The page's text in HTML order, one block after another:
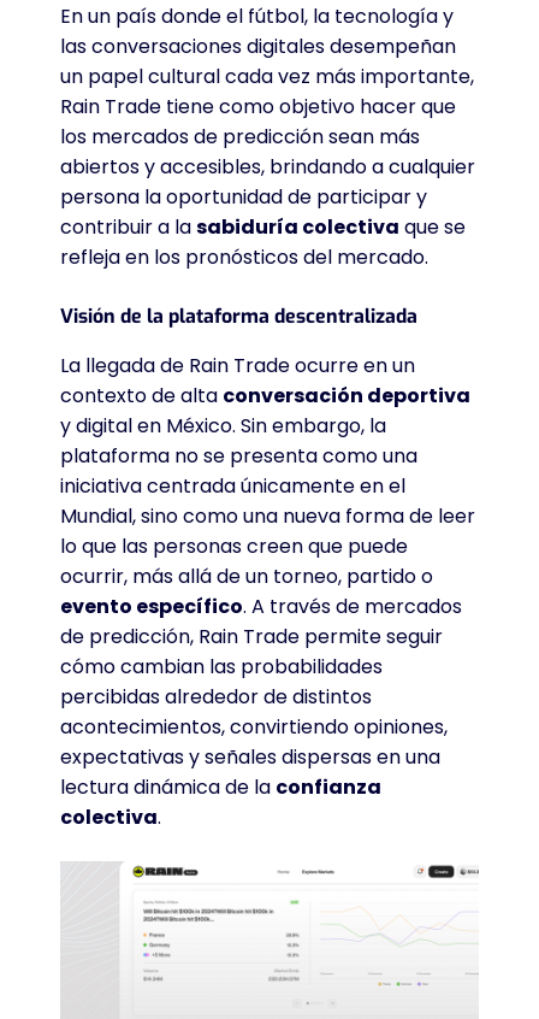
En un país donde el fútbol, la tecnología y
las conversaciones digitales desempeñan
un papel cultural cada vez más importante,
Rain Trade tiene como objetivo hacer que
los mercados de predicción sean más
abiertos y accesibles, brindando a cualquier
persona la oportunidad de participar y
contribuir a lasabiduría colectiva que se
refleja en los pronósticos del mercado.
Visión de la plataforma descentralizada
La llegada de Rain Trade ocurre en un
contexto de alta conversación deportiva
y digital en México. Sin embargo, la
plataforma no se presenta como una
iniciativa centrada únicamente en el
Mundial, sino como una nueva forma de leer
lo que las personas creen que puede
ocurrir, más allá de un torneo, partido o
evento específico. A través de mercados
de predicción, Rain Trade permite seguir
cómo cambian las probabilidades
percibidas alrededor de distintos
acontecimientos, convirtiendo opiniones,
expectativas y señales dispersas en una
lectura dinámica de la confianza
colectiva.